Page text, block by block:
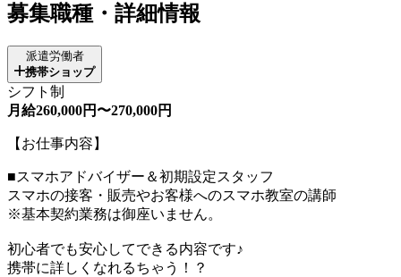
募集職種・詳細情報
派遣労働者
携帯ショップ
シフト制
月給260,000円〜270,000円
【お仕事内容】
■スマホアドバイザー＆初期設定スタッフ
スマホの接客・販売やお客様へのスマホ教室の講師
※基本契約業務は御座いません。
初心者でも安心してできる内容です♪
携帯に詳しくなれるちゃう！？